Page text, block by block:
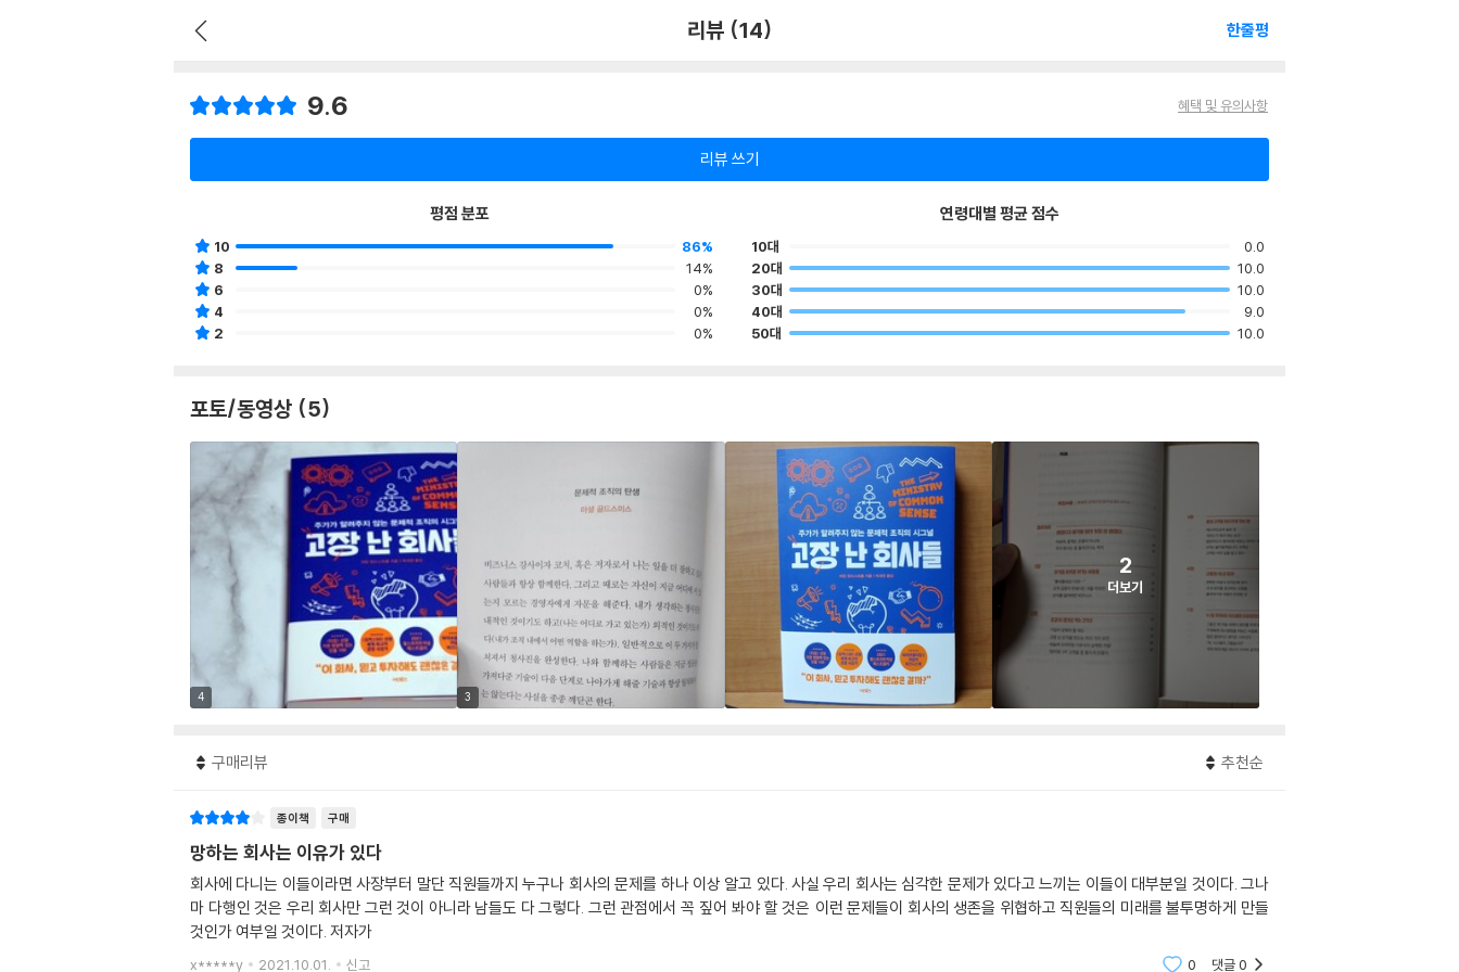
리뷰 (14) 한줄평
9.6 혜택 및 유의사항
리뷰 쓰기
평점 분포
10
86%
8
14%
6
0%
4
0%
2
0%
연령대별 평균 점수
10대
0.0
20대
10.0
30대
10.0
40대
9.0
50대
10.0
포토/동영상 (5)
4 3
2
더보기
구매리뷰 추천순
종이책 구매
망하는 회사는 이유가 있다
회사에 다니는 이들이라면 사장부터 말단 직원들까지 누구나 회사의 문제를 하나 이상 알고 있다. 사실 우리 회사는 심각한 문제가 있다고 느끼는 이들이 대부분일 것이다. 그나
마 다행인 것은 우리 회사만 그런 것이 아니라 남들도 다 그렇다. 그런 관점에서 꼭 짚어 봐야 할 것은 이런 문제들이 회사의 생존을 위협하고 직원들의 미래를 불투명하게 만들
것인가 여부일 것이다. 저자가
x*****y 2021.10.01. 신고 0 댓글0